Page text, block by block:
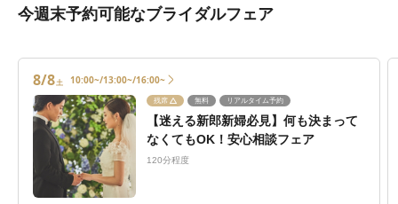
今週末予約可能なブライダルフェア
8/8土 10:00~/13:00~/16:00~
残席 無料 リアルタイム予約
【迷える新郎新婦必見】何も決まって
なくてもOK！安心相談フェア
120分程度